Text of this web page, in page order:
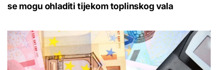
se mogu ohladiti tijekom toplinskog vala